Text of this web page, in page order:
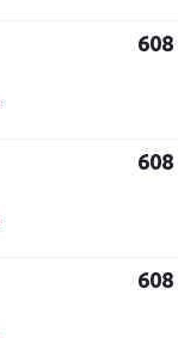
608
608
608